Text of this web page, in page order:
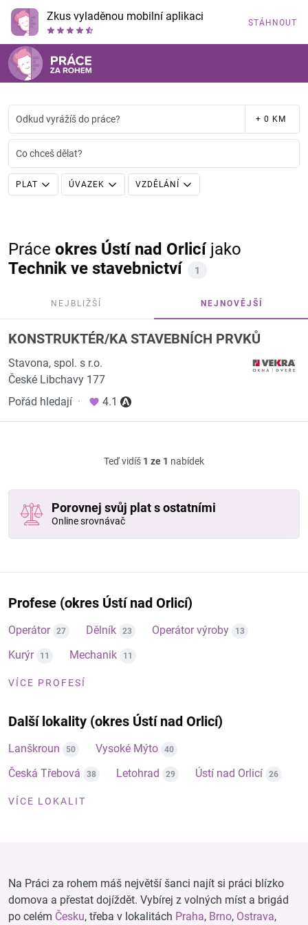
Zkus vyladěnou mobilní aplikaci STÁHNOUT
Odkud vyrážíš do práce? + 0 KM
Co chceš dělat?
PLAT ÚVAZEK VZDĚLÁNÍ
Práce okres Ústí nad Orlicíjako
Technik ve stavebnictví
1
NEJBLIŽŠÍ NEJNOVĚJŠÍ
KONSTRUKTÉR/KA STAVEBNÍCH PRVKŮ
Stavona, spol. s r.o.
České Libchavy 177
Pořád hledají · 4.1
Teď vidíš 1 ze 1 nabídek
Porovnej svůj plat s ostatními
Online srovnávač
Profese (okres Ústí nad Orlicí)
Operátor 27 Dělník 23 Operátor výroby 13
Kurýr 11 Mechanik 11
VÍCE PROFESÍ
Další lokality (okres Ústí nad Orlicí)
Lanškroun 50 Vysoké Mýto 40
Česká Třebová 38 Letohrad 29 Ústí nad Orlicí 26
VÍCE LOKALIT
Na Práci za rohem máš největší šanci najít si práci blízko
domova a přestat dojíždět. Vybírej z volných míst a brigád
po celém Česku, třeba v lokalitách Praha, Brno, Ostrava,